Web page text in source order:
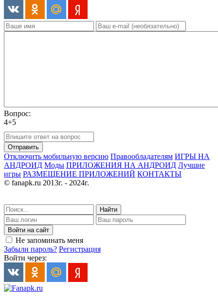
Вопрос:
4+5
Отправить
Отключить мобильную версию Правообладателям ИГРЫ НА
АНДРОИД Моды ПРИЛОЖЕНИЯ НА АНДРОИД Лучшие
игры РАЗМЕЩЕНИЕ ПРИЛОЖЕНИЙ КОНТАКТЫ
© fanapk.ru 2013г. - 2024г.
Найти
Войти на сайт
Не запоминать меня
Забыли пароль? Регистрация
Войти через: